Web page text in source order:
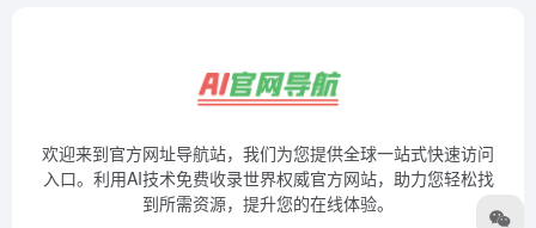
欢迎来到官方网址导航站，我们为您提供全球一站式快速访问
入口。利用AI技术免费收录世界权威官方网站，助力您轻松找
到所需资源，提升您的在线体验。